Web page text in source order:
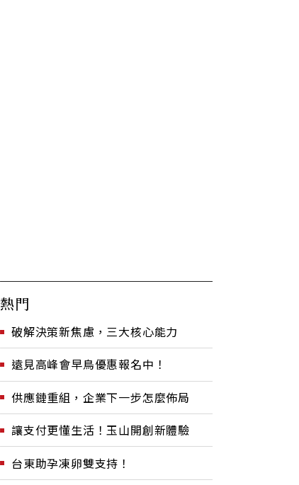
熱門
破解決策新焦慮，三大核心能力
遠見高峰會早鳥優惠報名中！
供應鏈重組，企業下一步怎麼佈局
讓支付更懂生活！玉山開創新體驗
台東助孕凍卵雙支持！